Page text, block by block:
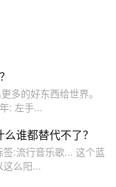
多的好东西给世界。
: 左手...
谁都替代不了？
:流行音乐歌... 这个蓝
这么阳...